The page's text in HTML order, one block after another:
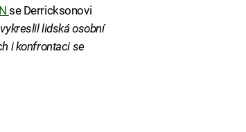
se Derricksonovi
lidská osobní
i konfrontaci se